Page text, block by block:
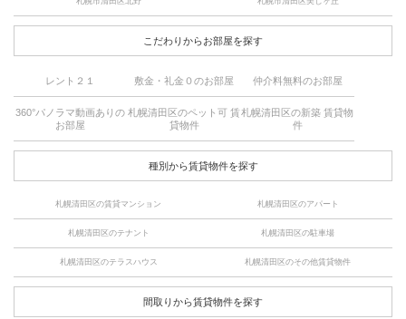
こだわりからお部屋を探す
レント２１ 敷金・礼金０のお部屋 仲介料無料のお部屋
360°パノラマ動画ありの
お部屋
札幌清田区のペット可 賃
貸物件
札幌清田区の新築 賃貸物
件
種別から賃貸物件を探す
札幌清田区の賃貸マンション 札幌清田区のアパート
札幌清田区のテナント 札幌清田区の駐車場
札幌清田区のテラスハウス 札幌清田区のその他賃貸物件
間取りから賃貸物件を探す